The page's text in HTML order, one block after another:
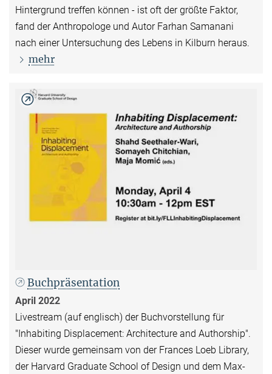
Hintergrund treffen können - ist oft der größte Faktor,
fand der Anthropologe und Autor Farhan Samanani
nach einer Untersuchung des Lebens in Kilburn heraus.
mehr
Buchpräsentation
April 2022
Livestream (auf englisch) der Buchvorstellung für
"Inhabiting Displacement: Architecture and Authorship".
Dieser wurde gemeinsam von der Frances Loeb Library,
der Harvard Graduate School of Design und dem Max-